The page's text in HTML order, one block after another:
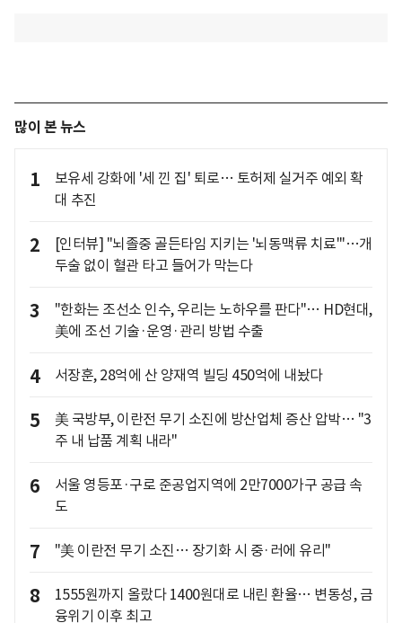
많이 본 뉴스
1
보유세 강화에 '세 낀 집' 퇴로… 토허제 실거주 예외 확
대 추진
2
[인터뷰] "뇌졸중 골든타임 지키는 '뇌동맥류 치료'"…개
두술 없이 혈관 타고 들어가 막는다
3
"한화는 조선소 인수, 우리는 노하우를 판다"… HD현대,
美에 조선 기술·운영·관리 방법 수출
4 서장훈, 28억에 산 양재역 빌딩 450억에 내놨다
5
美 국방부, 이란전 무기 소진에 방산업체 증산 압박… "3
주 내 납품 계획 내라"
6
서울 영등포·구로 준공업지역에 2만7000가구 공급 속
도
7 "美 이란전 무기 소진… 장기화 시 중·러에 유리"
8
1555원까지 올랐다 1400원대로 내린 환율… 변동성, 금
융위기 이후 최고